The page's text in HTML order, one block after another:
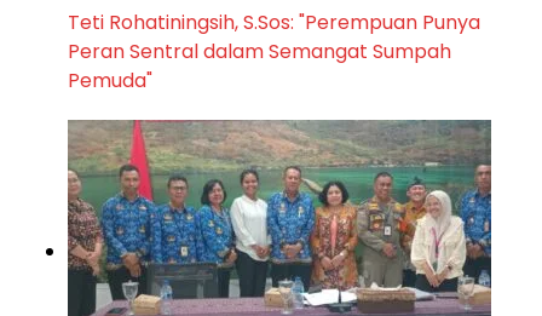
Teti Rohatiningsih, S.Sos: "Perempuan Punya
Peran Sentral dalam Semangat Sumpah
Pemuda"